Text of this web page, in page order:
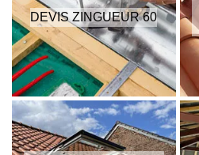
DEVIS ZINGUEUR 60